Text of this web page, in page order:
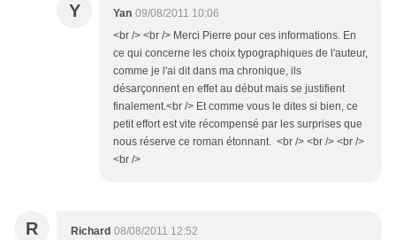
Y Yan 09/08/2011 10:06
<br /> <br /> Merci Pierre pour ces informations. En
ce qui concerne les choix typographiques de l'auteur,
comme je l'ai dit dans ma chronique, ils
désarçonnent en effet au début mais se justifient
finalement.<br /> Et comme vous le dites si bien, ce
petit effort est vite récompensé par les surprises que
nous réserve ce roman étonnant. <br /> <br /> <br />
<br />
R Richard 08/08/2011 12:52